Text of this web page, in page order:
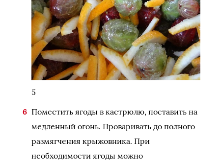
5
Поместить ягоды в кастрюлю, поставить на
медленный огонь. Проваривать до полного
размягчения крыжовника. При
необходимости ягоды можно